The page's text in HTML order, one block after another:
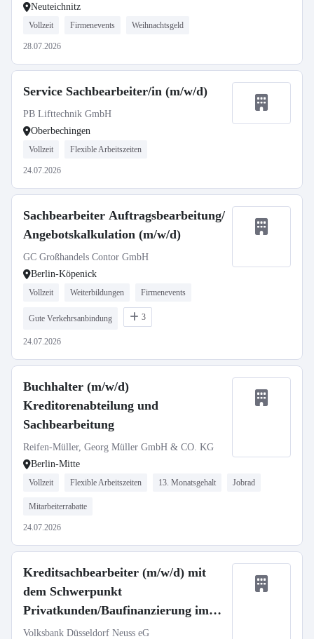
Neuteichnitz
Vollzeit Firmenevents Weihnachtsgeld
28.07.2026
Service Sachbearbeiter/in (m/w/d)
PB Lifttechnik GmbH
Oberbechingen
Vollzeit Flexible Arbeitszeiten
24.07.2026
Sachbearbeiter Auftragsbearbeitung/
Angebotskalkulation (m/w/d)
GC Großhandels Contor GmbH
Berlin-Köpenick
Vollzeit Weiterbildungen Firmenevents
Gute Verkehrsanbindung 3
24.07.2026
Buchhalter (m/w/d)
Kreditorenabteilung und
Sachbearbeitung
Reifen-Müller, Georg Müller GmbH & CO. KG
Berlin-Mitte
Vollzeit Flexible Arbeitszeiten 13. Monatsgehalt Jobrad
Mitarbeiterrabatte
24.07.2026
Kreditsachbearbeiter (m/w/d) mit
dem Schwerpunkt
Privatkunden/Baufinanzierung im
Bestandsgeschäft
Volksbank Düsseldorf Neuss eG